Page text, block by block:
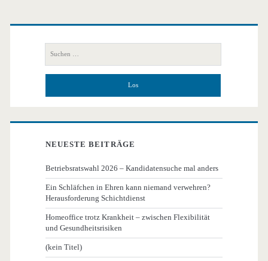
Primäre
Seitenleiste
nach:
NEUESTE BEITRÄGE
Betriebsratswahl 2026 – Kandidatensuche mal anders
Ein Schläfchen in Ehren kann niemand verwehren?
Herausforderung Schichtdienst
Homeoffice trotz Krankheit – zwischen Flexibilität
und Gesundheitsrisiken
(kein Titel)